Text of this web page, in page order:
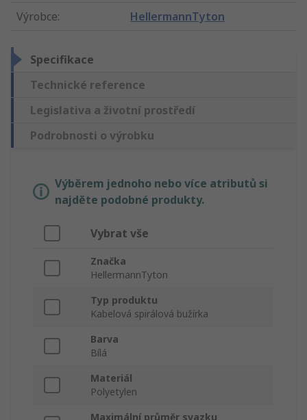
Výrobce: HellermannTyton
Specifikace
Technické reference
Legislativa a životní prostředí
Podrobnosti o výrobku
Výběrem jednoho nebo více atributů si
najděte podobné produkty.
Vybrat vše
Značka
HellermannTyton
Typ produktu
Kabelová spirálová bužírka
Barva
Bílá
Materiál
Polyetylen
Maximální průměr svazku